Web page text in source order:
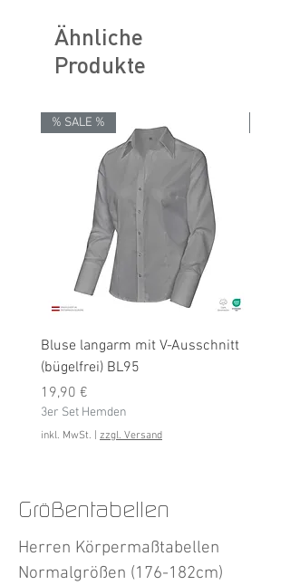
Ähnliche
Produkte
% SALE %
Bluse langarm mit V-Ausschnitt
(bügelfrei) BL95
Preis
19,90 €
3er Set Hemden
inkl. MwSt. zzgl. Versand
Größentabellen
Herren Körpermaßtabellen
Normalgrößen (176-182cm)